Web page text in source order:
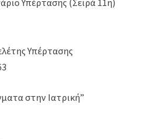
Υπέρτασης (Σειρά 11η)
Υπέρτασης
στην Ιατρική”